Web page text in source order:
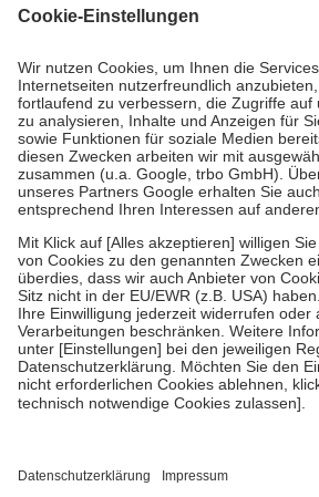
Grundsätzlich leisten Mitglieder
höchstens zehn Euro.
Es sind jedoch nie
Kosten der Leistung zu entrichten.
Diese Regeln gelten grundsätzlich auch für
Bei Heilmitteln und häuslicher
Zuzahlung zehn Prozent der Kosten sowie
Verordnung.
Um das Engagement der Versicherten für
stärken und die besondere Stellung der
fallenkeine Zuzahlungenan bei:
• Kindern und Jugendlichen bis zum
mit Ausnahme der Fahrkosten
• Untersuchungen zur Vorsorge und
GKV getragen werden
• empfohlenen Schutzimpfungen
• Harn- und Blutteststreifen
getroffen, um sicherzustellen, dass es sich